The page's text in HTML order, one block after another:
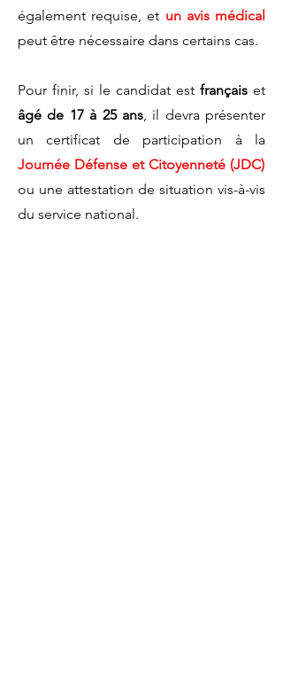
également requise, et un avis médical
peut être nécessaire dans certains cas.
Pour finir, si le candidat est français et
âgé de 17 à 25 ans, il devra présenter
un certificat de participation à la
Journée Défense et Citoyenneté (JDC)
ou une attestation de situation vis-à-vis
du service national.